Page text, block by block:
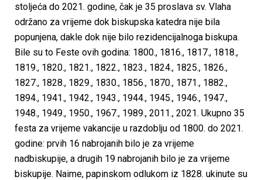
stoljeća do 2021. godine, čak je 35 proslava sv. Vlaha
održano za vrijeme dok biskupska katedra nije bila
popunjena, dakle dok nije bilo rezidencijalnoga biskupa.
Bile su to Feste ovih godina: 1800., 1816., 1817., 1818.,
1819., 1820., 1821., 1822., 1823., 1824., 1825., 1826.,
1827., 1828., 1829., 1830., 1856., 1870., 1871., 1882.,
1894., 1941., 1942., 1943., 1944., 1945., 1946., 1947.,
1948., 1949., 1950., 1967., 1989., 2011., 2021. Ukupno 35
festa za vrijeme vakancije u razdoblju od 1800. do 2021.
godine: prvih 16 nabrojanih bilo je za vrijeme
nadbiskupije, a drugih 19 nabrojanih bilo je za vrijeme
biskupije. Naime, papinskom odlukom iz 1828. ukinute su